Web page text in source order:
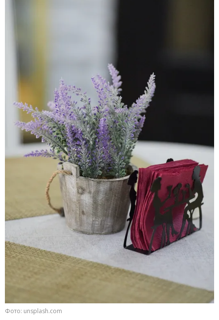
Фото: unsplash.com